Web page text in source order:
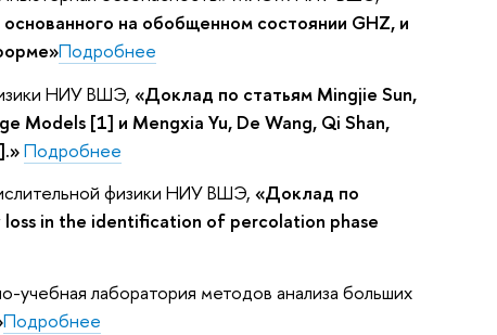
на обобщенном состоянии GHZ, и
Подробнее
НИУ ВШЭ, «Доклад по статьям Mingjie Sun,
Models [1] и Mengxia Yu, De Wang, Qi Shan,
Подробнее
физики НИУ ВШЭ, «Доклад по
loss in the identification of percolation phase
учебная лаборатория методов анализа больших
Подробнее